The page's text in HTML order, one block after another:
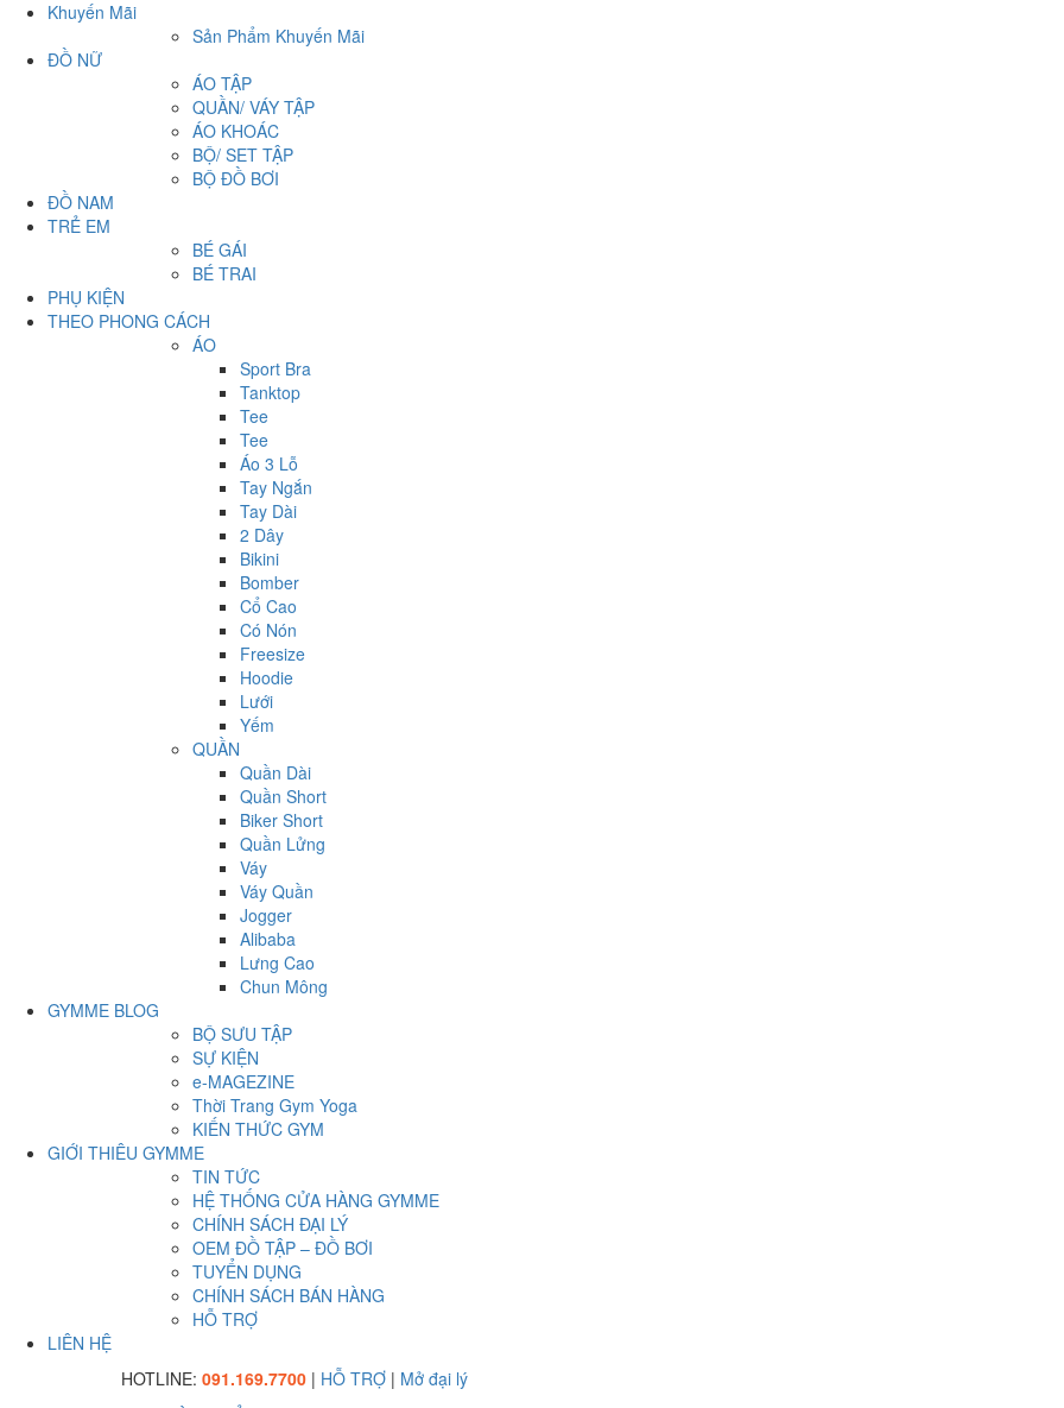
Khuyến Mãi
Sản Phẩm Khuyến Mãi
ĐỒ NỮ
ÁO TẬP
QUẦN/ VÁY TẬP
ÁO KHOÁC
BỘ/ SET TẬP
BỘ ĐỒ BƠI
ĐỒ NAM
TRẺ EM
BÉ GÁI
BÉ TRAI
PHỤ KIỆN
THEO PHONG CÁCH
ÁO
Sport Bra
Tanktop
Tee
Tee
Áo 3 Lỗ
Tay Ngắn
Tay Dài
2 Dây
Bikini
Bomber
Cổ Cao
Có Nón
Freesize
Hoodie
Lưới
Yếm
QUẦN
Quần Dài
Quần Short
Biker Short
Quần Lửng
Váy
Váy Quần
Jogger
Alibaba
Lưng Cao
Chun Mông
GYMME BLOG
BỘ SƯU TẬP
SỰ KIỆN
e-MAGEZINE
Thời Trang Gym Yoga
KIẾN THỨC GYM
GIỚI THIÊU GYMME
TIN TỨC
HỆ THỐNG CỬA HÀNG GYMME
CHÍNH SÁCH ĐẠI LÝ
OEM ĐỒ TẬP – ĐỒ BƠI
TUYỂN DỤNG
CHÍNH SÁCH BÁN HÀNG
HỖ TRỢ
LIÊN HỆ
HOTLINE: 091.169.7700 | HỖ TRỢ | Mở đại lý